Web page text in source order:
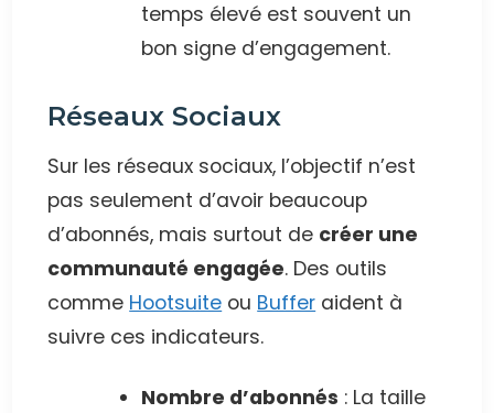
temps élevé est souvent un
bon signe d’engagement.
Réseaux Sociaux
Sur les réseaux sociaux, l’objectif n’est
pas seulement d’avoir beaucoup
d’abonnés, mais surtout de créer une
communauté engagée. Des outils
comme Hootsuite ou Buffer aident à
suivre ces indicateurs.
Nombre d’abonnés : La taille